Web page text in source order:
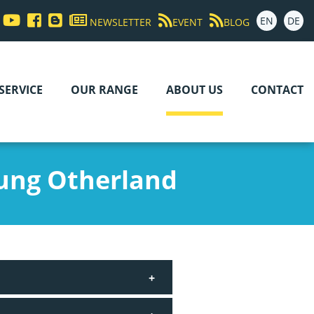
NEWSLETTER EVENT BLOG EN DE
OUR RANGE ABOUT US CONTACT
Otherland